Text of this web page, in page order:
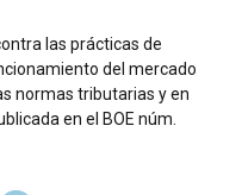
las prácticas de
del mercado
normas tributarias y en
en el BOE núm.